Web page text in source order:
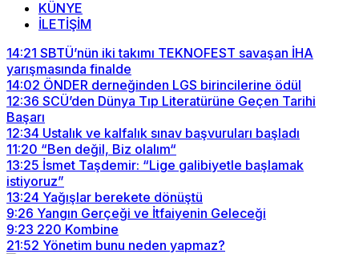
KÜNYE
İLETİŞİM
14:21 SBTÜ’nün iki takımı TEKNOFEST savaşan İHA
yarışmasında finalde
14:02 ÖNDER derneğinden LGS birincilerine ödül
12:36 SCÜ’den Dünya Tıp Literatürüne Geçen Tarihi
Başarı
12:34 Ustalık ve kalfalık sınav başvuruları başladı
11:20 “Ben değil, Biz olalım“
13:25 İsmet Taşdemir: “Lige galibiyetle başlamak
istiyoruz”
13:24 Yağışlar berekete dönüştü
9:26 Yangın Gerçeği ve İtfaiyenin Geleceği
9:23 220 Kombine
21:52 Yönetim bunu neden yapmaz?